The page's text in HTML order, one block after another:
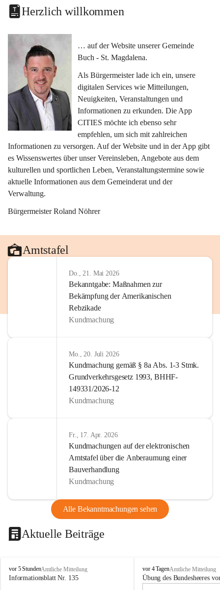
Herzlich willkommen
… auf der Website unserer Gemeinde
Buch - St. Magdalena.
Als Bürgermeister lade ich ein, unsere
digitalen Services wie Mitteilungen,
Neuigkeiten, Veranstaltungen und
Informationen zu erkunden. Die App
CITIES möchte ich ebenso sehr
empfehlen, um sich mit zahlreichen
Informationen zu versorgen. Auf der Website und in der App gibt
es Wissenswertes über unser Vereinsleben, Angebote aus dem
kulturellen und sportlichen Leben, Veranstaltungstermine sowie
aktuelle Informationen aus dem Gemeinderat und der
Verwaltung.
Bürgermeister Roland Nöhrer
Amtstafel
Do., 21. Mai 2026
Bekanntgabe: Maßnahmen zur
Bekämpfung der Amerikanischen
Rebzikade
Kundmachung
Mo., 20. Juli 2026
Kundmachung gemäß § 8a Abs. 1-3 Stmk.
Grundverkehrsgesetz 1993, BHHF-
149331/2026-12
Kundmachung
Fr., 17. Apr. 2026
Kundmachungen auf der elektronischen
Amtstafel über die Anberaumung einer
Bauverhandlung
Kundmachung
Alle Bekanntmachungen sehen
Aktuelle Beiträge
B
u
vor 5 StundenAmtliche Mitteilung
Informationsblatt Nr. 135
B
u
vor 4 TagenAmtliche Mitteilung
Übung des Bundesheeres